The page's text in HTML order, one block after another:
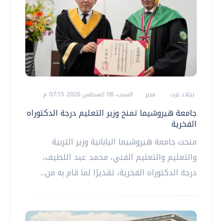
نجلاء عزت مصر السبت، 08 اغسطس 2026 07:15 م
جامعة هيروشيما تمنح وزير التعليم درجة الدكتوراه
الفخرية
منحت جامعة هيروشيما اليابانية وزير التربية
والتعليم والتعليم الفني، محمد عبد اللطيف،
درجة الدكتوراه الفخرية، تقديرًا لما قام به من...